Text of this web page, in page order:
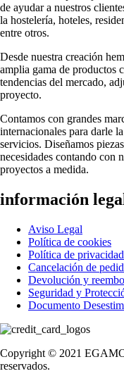
de ayudar a nuestros
la hostelería, hoteles,
entre otros.
Desde nuestra creación
amplia gama de productos
tendencias del mercado,
proyecto.
Contamos con grandes
internacionales para darle
servicios. Diseñamos
necesidades contando con
proyectos a medida.
información
Aviso Legal
Política de cookies
Política de privacidad
Cancelación de
Devolución y
Seguridad y
Documento
Copyright © 2021
reservados.